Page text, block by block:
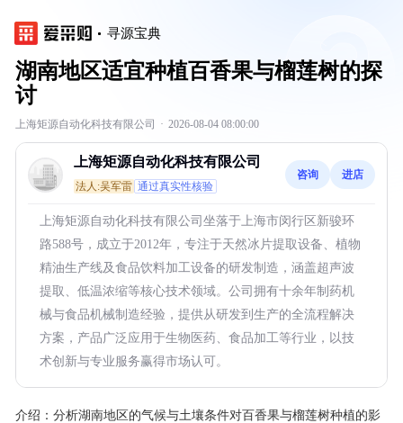
寻源宝典
湖南地区适宜种植百香果与榴莲树的探
讨
上海矩源自动化科技有限公司 · 2026-08-04 08:00:00
上海矩源自动化科技有限公司
法人:吴军雷 通过真实性核验
咨询 进店
上海矩源自动化科技有限公司坐落于上海市闵行区新骏环
路588号，成立于2012年，专注于天然冰片提取设备、植物
精油生产线及食品饮料加工设备的研发制造，涵盖超声波
提取、低温浓缩等核心技术领域。公司拥有十余年制药机
械与食品机械制造经验，提供从研发到生产的全流程解决
方案，产品广泛应用于生物医药、食品加工等行业，以技
术创新与专业服务赢得市场认可。
介绍： 分析湖南地区的气候与土壤条件对百香果与榴莲树种植的影